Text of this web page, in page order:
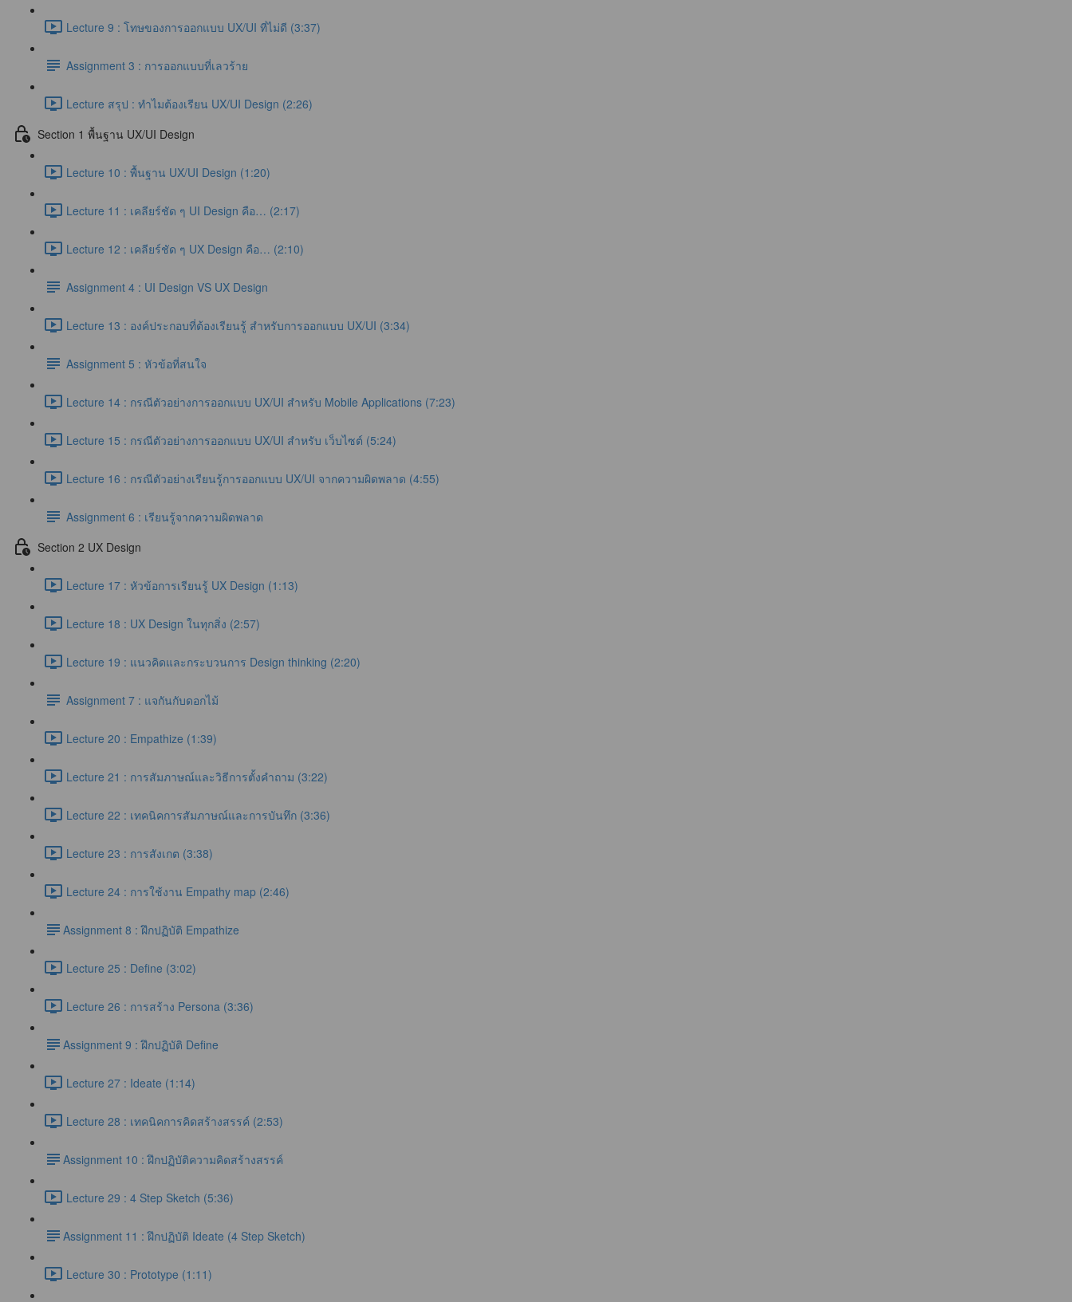
Lecture 9 : โทษของการออกแบบ UX/UI ที่ไม่ดี (3:37)
Assignment 3 : การออกแบบที่เลวร้าย
Lecture สรุป : ทำไมต้องเรียน UX/UI Design (2:26)
Section 1 พื้นฐาน UX/UI Design
Lecture 10 : พื้นฐาน UX/UI Design (1:20)
Lecture 11 : เคลียร์ชัด ๆ UI Design คือ… (2:17)
Lecture 12 : เคลียร์ชัด ๆ UX Design คือ… (2:10)
Assignment 4 : UI Design VS UX Design
Lecture 13 : องค์ประกอบที่ต้องเรียนรู้ สำหรับการออกแบบ UX/UI (3:34)
Assignment 5 : หัวข้อที่สนใจ
Lecture 14 : กรณีตัวอย่างการออกแบบ UX/UI สำหรับ Mobile Applications (7:23)
Lecture 15 : กรณีตัวอย่างการออกแบบ UX/UI สำหรับ เว็บไซต์ (5:24)
Lecture 16 : กรณีตัวอย่างเรียนรู้การออกแบบ UX/UI จากความผิดพลาด (4:55)
Assignment 6 : เรียนรู้จากความผิดพลาด
Section 2 UX Design
Lecture 17 : หัวข้อการเรียนรู้ UX Design (1:13)
Lecture 18 : UX Design ในทุกสิ่ง (2:57)
Lecture 19 : แนวคิดและกระบวนการ Design thinking (2:20)
Assignment 7 : แจกันกับดอกไม้
Lecture 20 : Empathize (1:39)
Lecture 21 : การสัมภาษณ์และวิธีการตั้งคำถาม (3:22)
Lecture 22 : เทคนิคการสัมภาษณ์และการบันทึก (3:36)
Lecture 23 : การสังเกต (3:38)
Lecture 24 : การใช้งาน Empathy map (2:46)
​Assignment 8 : ฝึกปฏิบัติ Empathize
Lecture 25 : Define (3:02)
Lecture 26 : การสร้าง Persona (3:36)
​Assignment 9 : ฝึกปฏิบัติ Define
Lecture 27 : Ideate (1:14)
Lecture 28 : เทคนิคการคิดสร้างสรรค์ (2:53)
​Assignment 10 : ฝึกปฏิบัติความคิดสร้างสรรค์
Lecture 29 : 4 Step Sketch (5:36)
​Assignment 11 : ฝึกปฏิบัติ Ideate (4 Step Sketch)
Lecture 30 : Prototype (1:11)